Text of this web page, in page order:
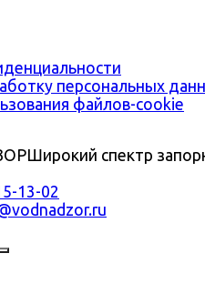
персональных
файлов-cookie
Широкий спектр
13-02